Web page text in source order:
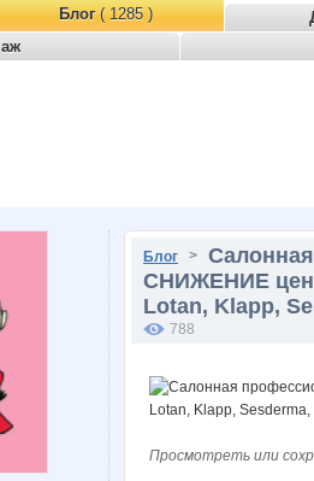
Блог( 1285 )
Блог >
СНИЖЕНИЕ цен!
Lotan, Klapp,
788
Просмотреть или